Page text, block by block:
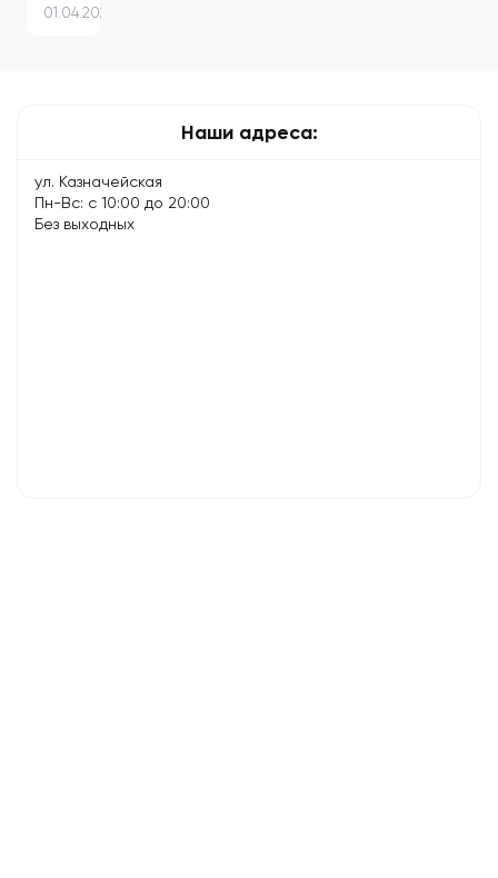
–
01.04.2024
Наши адреса:
ул. Казначейская
Пн-Вс: с 10:00 до 20:00
Без выходных